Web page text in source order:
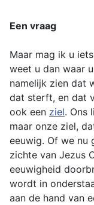
Een vraag
Maar mag ik u
weet u dan waar
namelijk zien dat
dat sterft, en dat
ook een ziel. Ons
maar onze ziel,
eeuwig. Of we nu
zichte van Jezus
eeuwigheid
wordt in
aan de hand van